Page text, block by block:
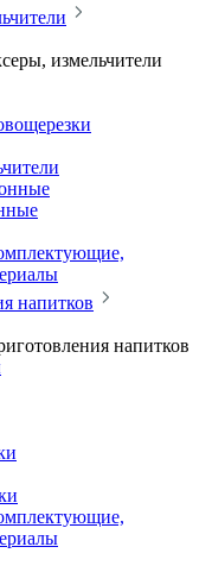
измельчители
напитков
напитков